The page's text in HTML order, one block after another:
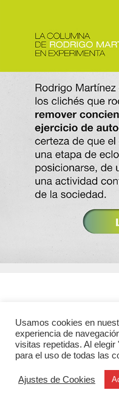
Usamos cookies en
experiencia de
visitas repetidas. Al
para el uso de todas las
Ajustes de Cookies